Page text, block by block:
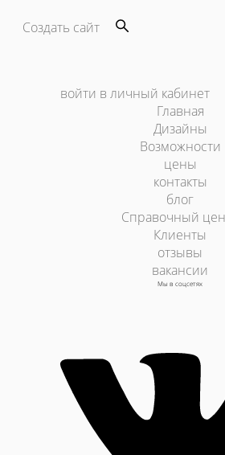
Создать сайт
войти в личный кабинет
Главная
Дизайны
Возможности
цены
контакты
блог
Справочный
Клиенты
отзывы
вакансии
Мы в соцсетях